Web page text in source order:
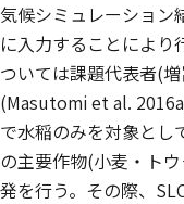
気候シミュレーション
に入力することにより
ついては課題代表者(
(Masutomi et al.
で水稲のみを対象とし
の主要作物(小麦・ト
発を行う。その際、